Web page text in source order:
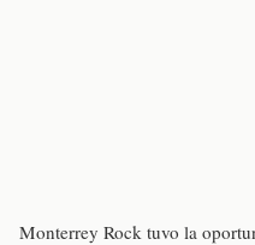
Monterrey Rock tuvo la